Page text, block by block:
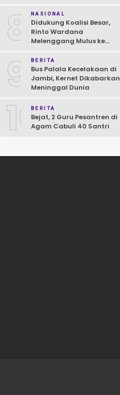
8 NASIONAL
Didukung Koalisi Besar,
Rinto Wardana
Melenggang Mulus ke
Mentawai
9 BERITA
Bus Palala Kecelakaan di
Jambi, Kernet Dikabarkan
Meninggal Dunia
10BERITA
Bejat, 2 Guru Pesantren di
Agam Cabuli 40 Santri